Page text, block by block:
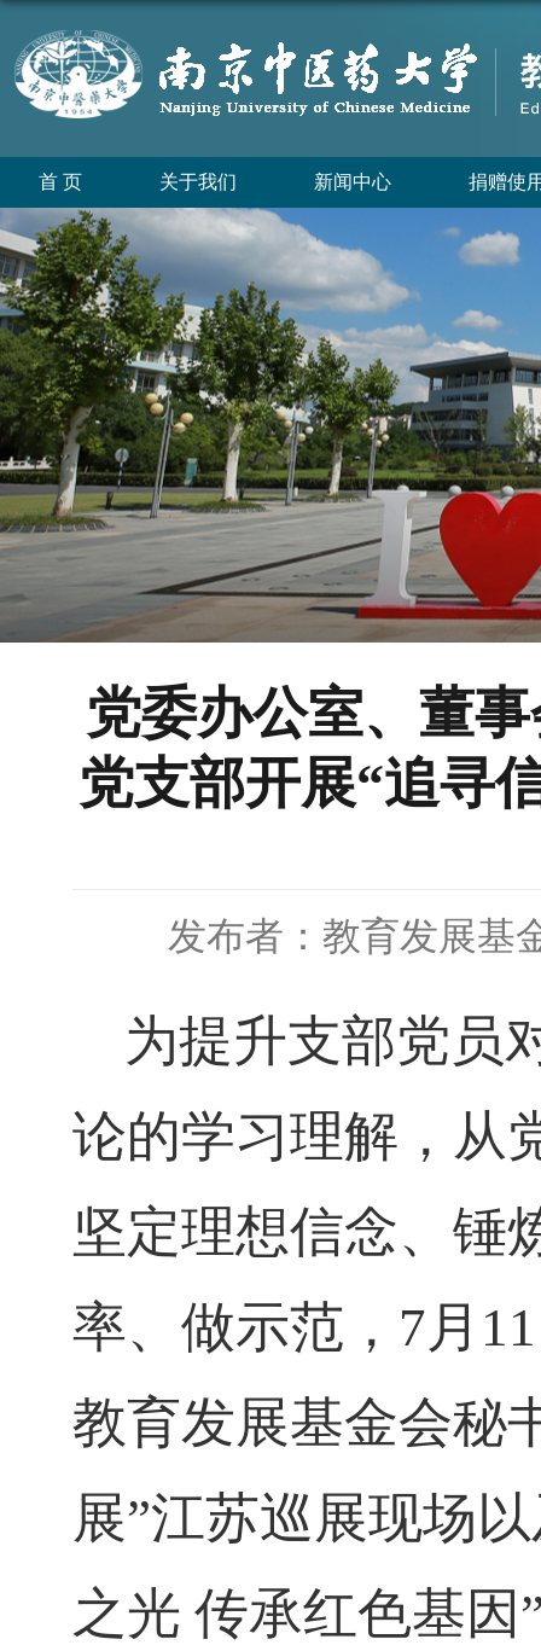
首 页 关于我们 新闻中心 捐赠使
党委办公室、董
党支部开展“追寻
发布者：教育发展基
为提升支部党员
论的学习理解，从
坚定理想信念、锤
率、做示范， 7月
教育发展基金会秘
展”江苏巡展现场
之光 传承红色基